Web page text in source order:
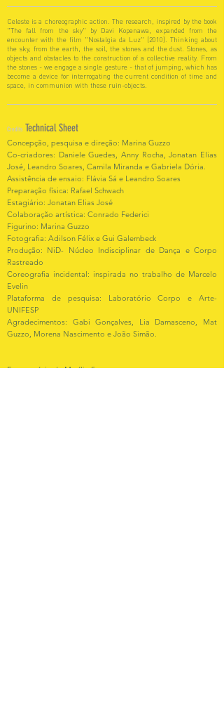
Credits Technical Sheet
Celeste is a choreographic action. The research, inspired by the book
"The fall from the sky" by Davi Kopenawa, expanded from the
encounter with the film "Nostalgia da Luz" (2010). Thinking about
the sky, from the earth, the soil, the stones and the dust. Stones, as
objects and obstacles to the construction of a collective reality. From
the stones - we engage a single gesture - that of jumping, which has
become a device for interrogating the current condition of time and
space, in communion with these ruin-objects.
Concepção, pesquisa e direção: Marina Guzzo
Co-criadores: Daniele Guedes, Anny Rocha, Jonatan Elias
José, Leandro Soares, Camila Miranda e Gabriela Dória.
Assistência de ensaio: Flávia Sá e Leandro Soares
Preparação física: Rafael Schwach
Estagiário: Jonatan Elias José
Colaboração artística: Conrado Federici
Figurino: Marina Guzzo
Fotografia: Adilson Félix e Gui Galembeck
Produção: NiD- Núcleo Indisciplinar de Dança e Corpo
Rastreado
Coreografia incidental: inspirada no trabalho de Marcelo
Evelin
Plataforma de pesquisa: Laboratório Corpo e Arte-
UNIFESP
Agradecimentos: Gabi Gonçalves, Lia Damasceno, Mat
Guzzo, Morena Nascimento e João Simão.
Em memória de Marília Savarego.